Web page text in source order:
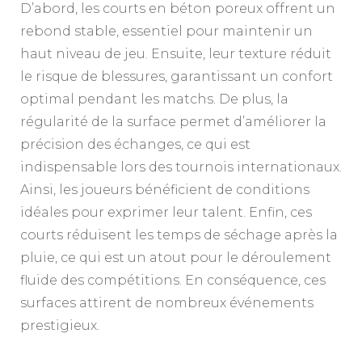
D’abord, les courts en béton poreux offrent un
rebond stable, essentiel pour maintenir un
haut niveau de jeu. Ensuite, leur texture réduit
le risque de blessures, garantissant un confort
optimal pendant les matchs. De plus, la
régularité de la surface permet d’améliorer la
précision des échanges, ce qui est
indispensable lors des tournois internationaux.
Ainsi, les joueurs bénéficient de conditions
idéales pour exprimer leur talent. Enfin, ces
courts réduisent les temps de séchage après la
pluie, ce qui est un atout pour le déroulement
fluide des compétitions. En conséquence, ces
surfaces attirent de nombreux événements
prestigieux.